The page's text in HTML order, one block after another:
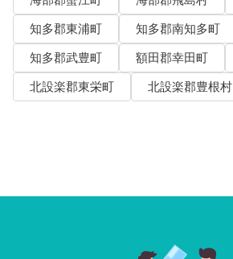
知多郡東浦町
知多郡南知多町
知多郡武豊町
額田郡幸田町
北設楽郡東栄町
北設楽郡豊根村